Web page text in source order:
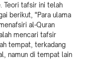
Teori tafsir ini telah
berikut, "Para ulama
al-Quran
mencari tafsir
tempat, terkadang
namun di tempat lain